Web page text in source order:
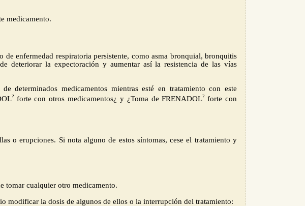
medicamento.
enfermedad respiratoria persistente, como asma bronquial, bronquitis
deteriorar la expectoración y aumentar así la resistencia de las vías
determinados medicamentos mientras esté en tratamiento con este
? forte con otros medicamentos¿ y ¿Toma de FRENADOL? forte con
o erupciones. Si nota alguno de estos síntomas, cese el tratamiento y
tomar cualquier otro medicamento.
modificar la dosis de algunos de ellos o la interrupción del tratamiento: